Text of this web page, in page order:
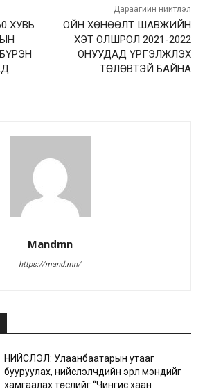
ХУВЬ
Дараагийн нийтлэл
ОЙН ХӨНӨӨЛТ ШАВЖИЙН
ХЭТ ОЛШРОЛ 2021-2022
ОНУУДАД ҮРГЭЛЖЛЭХ
ТӨЛӨВТЭЙ БАЙНА
Mandmn
https://mand.mn/
НИЙСЛЭЛ: Улаанбаатарын утааг
бууруулах, нийслэлчүүдийн эрүүл мэндийг
хамгаалах төслийг “Чингис хаан